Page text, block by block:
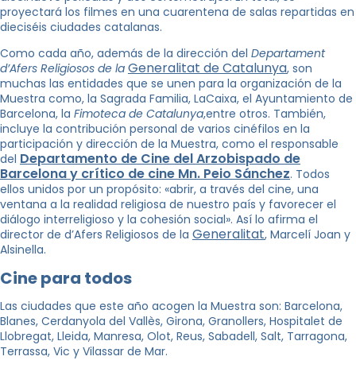
proyectará los filmes en una cuarentena de salas repartidas en
dieciséis ciudades catalanas.
Como cada año, además de la dirección del Departament
d’Afers Religiosos de la Generalitat de Catalunya, son
muchas las entidades que se unen para la organización de la
Muestra como, la Sagrada Familia, LaCaixa, el Ayuntamiento de
Barcelona, ​​la Fimoteca de Catalunya,entre otros. También,
incluye la contribución personal de varios cinéfilos en la
participación y dirección de la Muestra, como el responsable
del Departamento de Cine del Arzobispado de
Barcelona y crítico de cine Mn. Peio Sánchez. Todos
ellos unidos por un propósito: «abrir, a través del cine, una
ventana a la realidad religiosa de nuestro país y favorecer el
diálogo interreligioso y la cohesión social». Así lo afirma el
director de d’Afers Religiosos de la Generalitat, Marcelí Joan y
Alsinella.
Cine para todos
Las ciudades que este año acogen la Muestra son: Barcelona, ​​
Blanes, Cerdanyola del Vallès, Girona, Granollers, Hospitalet de
Llobregat, Lleida, Manresa, Olot, Reus, Sabadell, Salt, Tarragona,
Terrassa, Vic y Vilassar de Mar.